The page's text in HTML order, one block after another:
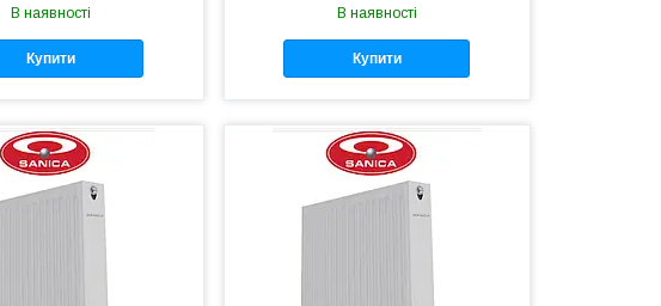
В наявності
Купити
В наявності
Купити